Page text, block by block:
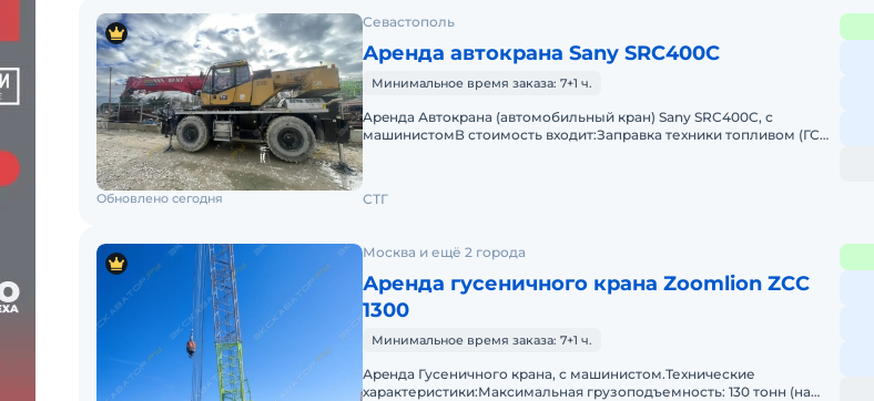
Севастополь
Аренда автокрана Sany SRC400C
Минимальное время заказа: 7+1 ч.
Apeнда Автокрана (автомобильный кран) Sany SRC400C, с
машинистомВ стоимость входит:Заправка техники топливом (ГСМ)
Обновлено сегодня СТГ
Москва и ещё 2 города
Аренда гусеничного крана Zoomlion ZCC
1300
Минимальное время заказа: 7+1 ч.
Аpeндa Гусеничного крана, с мaшинистoм.Технические
характеристики:Максимальная грузоподъемность: 130 тонн (на